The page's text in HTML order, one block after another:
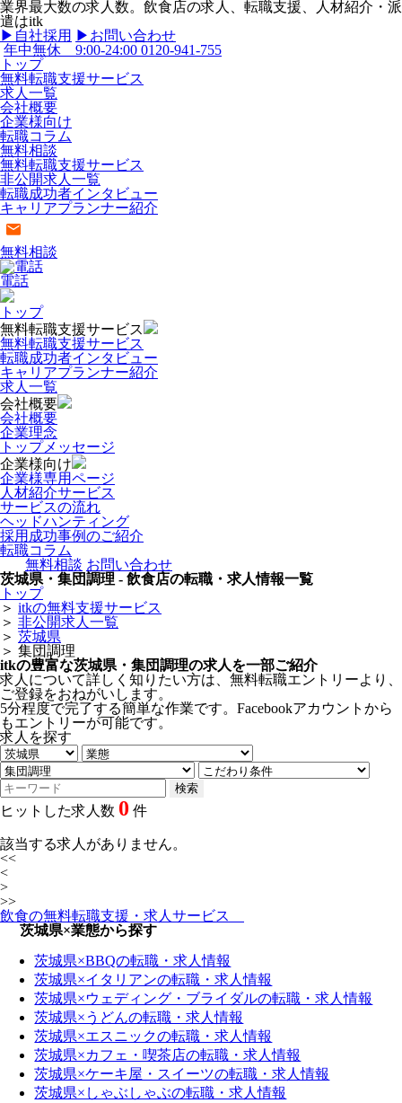
業界最大数の求人数。飲食店の求人、転職支援、人材紹介・派
遣はitk
▶︎自社採用 ▶︎お問い合わせ
年中無休 9:00-24:00 0120-941-755
トップ
無料転職支援サービス
求人一覧
会社概要
企業様向け
転職コラム
無料相談
無料転職支援サービス
非公開求人一覧
転職成功者インタビュー
キャリアプランナー紹介
無料相談
電話
トップ
無料転職支援サービス
無料転職支援サービス
転職成功者インタビュー
キャリアプランナー紹介
求人一覧
会社概要
会社概要
企業理念
トップメッセージ
企業様向け
企業様専用ページ
人材紹介サービス
サービスの流れ
ヘッドハンティング
採用成功事例のご紹介
転職コラム
無料相談 お問い合わせ
茨城県・集団調理 - 飲食店の転職・求人情報一覧
トップ
＞ itkの無料支援サービス
＞ 非公開求人一覧
＞ 茨城県
＞ 集団調理
itkの豊富な茨城県・集団調理の求人を一部ご紹介
求人について詳しく知りたい方は、無料転職エントリーより、
ご登録をおねがいします。
5分程度で完了する簡単な作業です。Facebookアカウントから
もエントリーが可能です。
求人を探す
ヒットした求人数 0 件
該当する求人がありません。
<<
<
>
>>
飲食の無料転職支援・求人サービス
茨城県×業態から探す
茨城県×BBQの転職・求人情報
茨城県×イタリアンの転職・求人情報
茨城県×ウェディング・ブライダルの転職・求人情報
茨城県×うどんの転職・求人情報
茨城県×エスニックの転職・求人情報
茨城県×カフェ・喫茶店の転職・求人情報
茨城県×ケーキ屋・スイーツの転職・求人情報
茨城県×しゃぶしゃぶの転職・求人情報